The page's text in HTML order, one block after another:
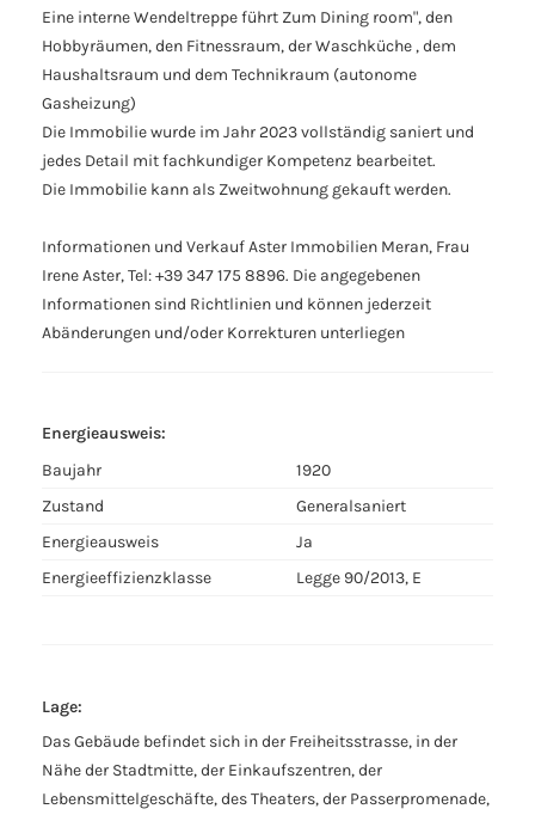
Eine interne Wendeltreppe führt Zum Dining room", den
Hobbyräumen, den Fitnessraum, der Waschküche , dem
Haushaltsraum und dem Technikraum (autonome
Gasheizung)
Die Immobilie wurde im Jahr 2023 vollständig saniert und
jedes Detail mit fachkundiger Kompetenz bearbeitet.
Die Immobilie kann als Zweitwohnung gekauft werden.
Informationen und Verkauf Aster Immobilien Meran, Frau
Irene Aster, Tel: +39 347 175 8896. Die angegebenen
Informationen sind Richtlinien und können jederzeit
Abänderungen und/oder Korrekturen unterliegen
Energieausweis:
Baujahr
1920
Zustand
Generalsaniert
Energieausweis
Ja
Energieeffizienzklasse
Legge 90/2013, E
Lage:
Das Gebäude befindet sich in der Freiheitsstrasse, in der
Nähe der Stadtmitte, der Einkaufszentren, der
Lebensmittelgeschäfte, des Theaters, der Passerpromenade,